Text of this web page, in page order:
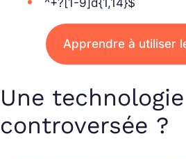
^+?[1-9]d{1,14}$
Apprendre à utiliser
Une technologie
controversée ?